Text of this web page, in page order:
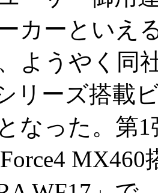
カーといえ
ようやく同
リーズ搭載
なった。第
MX460